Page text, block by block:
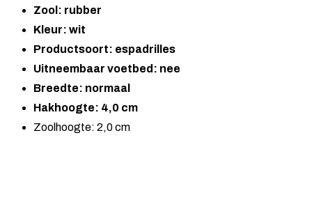
Zool: rubber
Kleur: wit
Productsoort: espadrilles
Uitneembaar voetbed: nee
Breedte: normaal
Hakhoogte: 4,0 cm
Zoolhoogte: 2,0 cm